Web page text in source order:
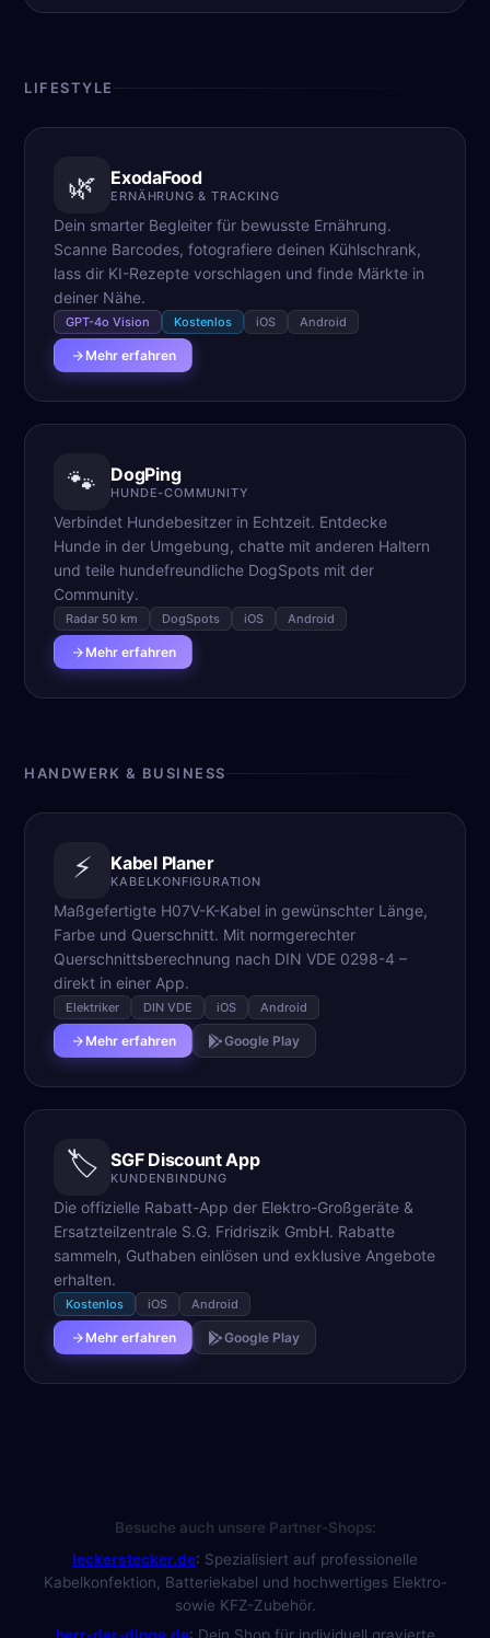
LIFESTYLE
🌿 ExodaFood
ERNÄHRUNG & TRACKING
Dein smarter Begleiter für bewusste Ernährung.
Scanne Barcodes, fotografiere deinen Kühlschrank,
lass dir KI-Rezepte vorschlagen und finde Märkte in
deiner Nähe.
GPT-4o Vision Kostenlos iOS Android
Mehr erfahren
🐾 DogPing
HUNDE-COMMUNITY
Verbindet Hundebesitzer in Echtzeit. Entdecke
Hunde in der Umgebung, chatte mit anderen Haltern
und teile hundefreundliche DogSpots mit der
Community.
Radar 50 km DogSpots iOS Android
Mehr erfahren
HANDWERK & BUSINESS
⚡ Kabel Planer
KABELKONFIGURATION
Maßgefertigte H07V-K-Kabel in gewünschter Länge,
Farbe und Querschnitt. Mit normgerechter
Querschnittsberechnung nach DIN VDE 0298-4 –
direkt in einer App.
Elektriker DIN VDE iOS Android
Mehr erfahren Google Play
🏷️ SGF Discount App
KUNDENBINDUNG
Die offizielle Rabatt-App der Elektro-Großgeräte &
Ersatzteilzentrale S.G. Fridriszik GmbH. Rabatte
sammeln, Guthaben einlösen und exklusive Angebote
erhalten.
Kostenlos iOS Android
Mehr erfahren Google Play
Besuche auch unsere Partner-Shops:
leckerstecker.de: Spezialisiert auf professionelle
Kabelkonfektion, Batteriekabel und hochwertiges Elektro-
sowie KFZ-Zubehör.